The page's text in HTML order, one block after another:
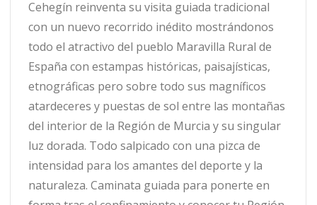
Cehegín reinventa su visita guiada tradicional
con un nuevo recorrido inédito mostrándonos
todo el atractivo del pueblo Maravilla Rural de
España con estampas históricas, paisajísticas,
etnográficas pero sobre todo sus magníficos
atardeceres y puestas de sol entre las montañas
del interior de la Región de Murcia y su singular
luz dorada. Todo salpicado con una pizca de
intensidad para los amantes del deporte y la
naturaleza. Caminata guiada para ponerte en